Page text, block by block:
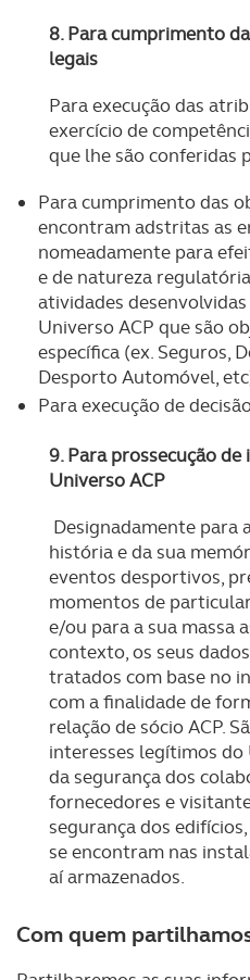
8. Para cumprimento
legais
Para execução das
exercício de
que lhe são conferidas
Para cumprimento das
encontram adstritas as
nomeadamente para
e de natureza
atividades
Universo ACP que são
específica (ex. Seguros,
Desporto Automóvel,
Para execução de
9. Para prossecução
Universo ACP
Designadamente para
história e da sua
eventos desportivos,
momentos de
e/ou para a sua massa
contexto, os seus
tratados com base no
com a finalidade de
relação de sócio ACP.
interesses legítimos do
da segurança dos
fornecedores e
segurança dos
se encontram nas
aí armazenados.
Com quem